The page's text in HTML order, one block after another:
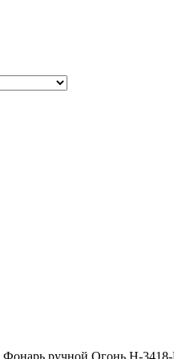
Фонарь ручной Огонь H-